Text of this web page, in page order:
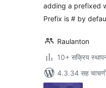
adding a prefixed
Prefix is # by
Raulanton
10+ सक्रिय
4.3.34 सह